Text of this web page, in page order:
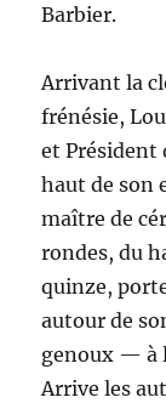
Barbier.
Arrivant la
frénésie,
et Président
haut de son
maître de
rondes, du
quinze,
autour de
genoux — à
Arrive les